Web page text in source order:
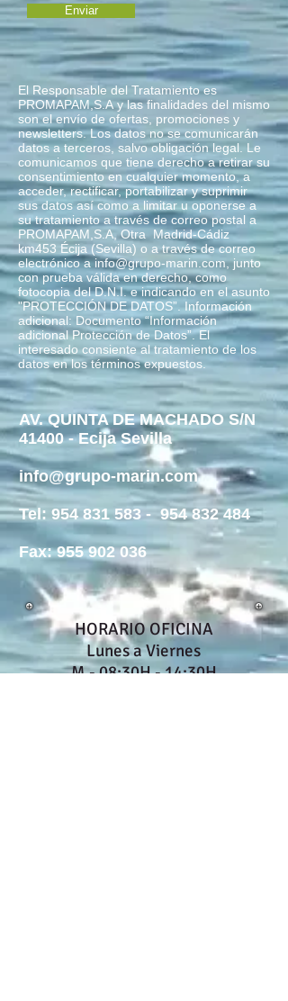
AV. QUINTA DE MACHADO S/N
41400 - Ecija Sevilla
info@grupo-marin.com
Tel: 954 831 583 -954 832 484
Fax:955 902 036
HORARIO OFICINA
Lunes a Viernes
M.- 08:30H - 14:30H
Enviar
El Responsable del Tratamiento es
PROMAPAM,S.A y las finalidades del mismo
son el envío de ofertas, promociones y
newsletters. Los datos no se comunicarán
datos a terceros, salvo obligación legal. Le
comunicamos que tiene derecho a retirar su
consentimiento en cualquier momento, a
acceder, rectificar, portabilizar y suprimir
sus datos así como a limitar u oponerse a
su tratamiento a través de correo postal a
PROMAPAM,S.A, Otra Madrid-Cádiz
km453 Écija (Sevilla) o a través de correo
electrónico ainfo@grupo-marin.com, junto
con prueba válida en derecho, como
fotocopia del D.N.I. e indicando en el asunto
"PROTECCIÓN DE DATOS”. Información
adicional: Documento “Información
adicional Protección de Datos”. El
interesado consiente al tratamiento de los
datos en los términos expuestos.